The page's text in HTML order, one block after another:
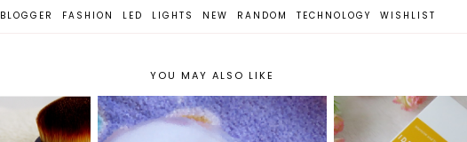
BLOGGER FASHION LED LIGHTS NEW RANDOM TECHNOLOGY WISHLIST
YOU MAY ALSO LIKE